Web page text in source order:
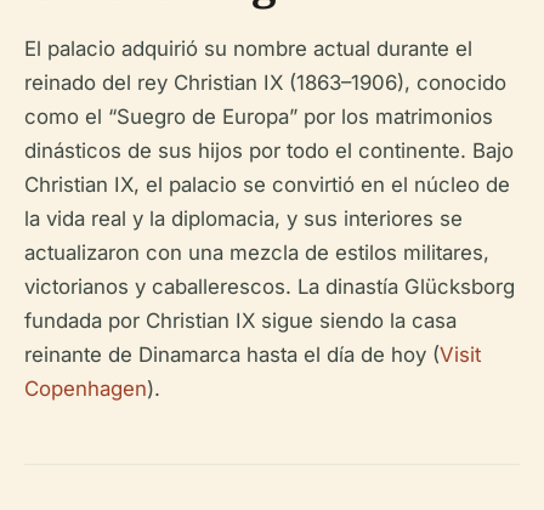
El palacio adquirió su nombre actual durante el
reinado del rey Christian IX (1863–1906), conocido
como el “Suegro de Europa” por los matrimonios
dinásticos de sus hijos por todo el continente. Bajo
Christian IX, el palacio se convirtió en el núcleo de
la vida real y la diplomacia, y sus interiores se
actualizaron con una mezcla de estilos militares,
victorianos y caballerescos. La dinastía Glücksborg
fundada por Christian IX sigue siendo la casa
reinante de Dinamarca hasta el día de hoy (Visit
Copenhagen).